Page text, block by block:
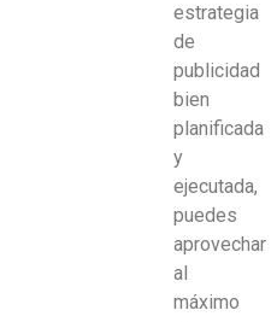
estrategia
de
publicidad
bien
planificada
y
ejecutada,
puedes
aprovechar
al
máximo